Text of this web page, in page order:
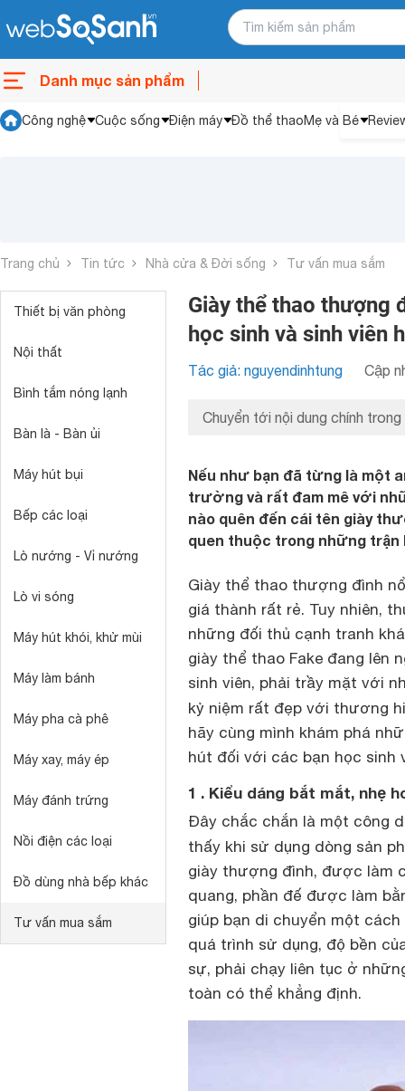
Danh mục sản phẩm
Công nghệ Cuộc sống Điện máy Đồ thể thaoMẹ và Bé
Trang chủ Tin tức Nhà cửa & Đời sống Tư vấn mua sắm
Thiết bị văn phòng
Nội thất
Bình tắm nóng lạnh
Bàn là - Bàn ủi
Máy hút bụi
Bếp các loại
Lò nướng - Vỉ nướng
Lò vi sóng
Máy hút khói, khử mùi
Máy làm bánh
Máy pha cà phê
Máy xay, máy ép
Máy đánh trứng
Nồi điện các loại
Đồ dùng nhà bếp khác
Tư vấn mua sắm
Giày thể thao thượng
học sinh và sinh viên
Tác giả: nguyendinhtung Cập
Chuyển tới nội dung chính trong
Nếu như bạn đã từng là một
trường và rất đam mê với
nào quên đến cái tên giày
quen thuộc trong những
Giày thể thao thượng đình
giá thành rất rẻ. Tuy nhiên,
những đối thủ cạnh tranh
giày thể thao Fake đang lên
sinh viên, phải trầy mặt với
kỷ niệm rất đẹp với thương
hãy cùng mình khám phá
hút đối với các bạn học sinh
1 . Kiểu dáng bắt mắt, nhẹ
Đây chắc chắn là một công
thấy khi sử dụng dòng sản
giày thượng đình, được làm
quang, phần đế được làm
giúp bạn di chuyển một
quá trình sử dụng, độ bền
sự, phải chạy liên tục ở
toàn có thể khẳng định.